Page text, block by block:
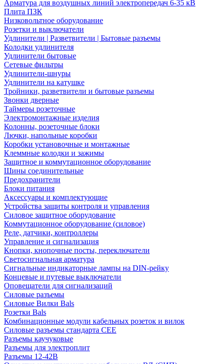
Арматура для воздушных линий электропередач 6-35 кВ
Плита ПЗК
Низковольтное оборудование
Розетки и выключатели
Удлинители | Разветвители | Бытовые разъемы
Колодки удлинителя
Удлинители бытовые
Сетевые фильтры
Удлинители-шнуры
Удлинители на катушке
Тройники, разветвители и бытовые разъемы
Звонки дверные
Таймеры розеточные
Электромонтажные изделия
Колонны, розеточные блоки
Лючки, напольные коробки
Коробки установочные и монтажные
Клеммные колодки и зажимы
Защитное и коммутационное оборудование
Шины соединительные
Предохранители
Блоки питания
Аксессуары и комплектующие
Устройства защиты контроля и управления
Силовое защитное оборудование
Коммутационное оборудование (силовое)
Реле, датчики, контроллеры
Управление и сигнализация
Кнопки, кнопочные посты, переключатели
Светосигнальная арматура
Сигнальные индикаторные лампы на DIN-рейку
Концевые и путевые выключатели
Оповещатели для сигнализаций
Силовые разъемы
Силовые Вилки Bals
Розетки Bals
Комбинационные модули кабельных розеток и вилок
Силовые разъемы стандарта CEE
Разъемы каучуковые
Разъемы для электроплит
Разъемы 12-42В